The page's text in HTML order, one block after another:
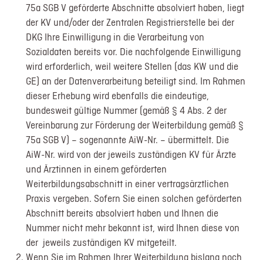
75a SGB V geförderte Abschnitte absolviert haben, liegt
der KV und/oder der Zentralen Registrierstelle bei der
DKG Ihre Einwilligung in die Verarbeitung von
Sozialdaten bereits vor. Die nachfolgende Einwilligung
wird erforderlich, weil weitere Stellen (das KW und die
GE) an der Datenverarbeitung beteiligt sind. Im Rahmen
dieser Erhebung wird ebenfalls die eindeutige,
bundesweit gültige Nummer (gemäß § 4 Abs. 2 der
Vereinbarung zur Förderung der Weiterbildung gemäß §
75a SGB V) – sogenannte AiW-Nr. – übermittelt. Die
AiW-Nr. wird von der jeweils zuständigen KV für Ärzte
und Ärztinnen in einem geförderten
Weiterbildungsabschnitt in einer vertragsärztlichen
Praxis vergeben. Sofern Sie einen solchen geförderten
Abschnitt bereits absolviert haben und Ihnen die
Nummer nicht mehr bekannt ist, wird Ihnen diese von
der jeweils zuständigen KV mitgeteilt.
Wenn Sie im Rahmen Ihrer Weiterbildung bislang noch